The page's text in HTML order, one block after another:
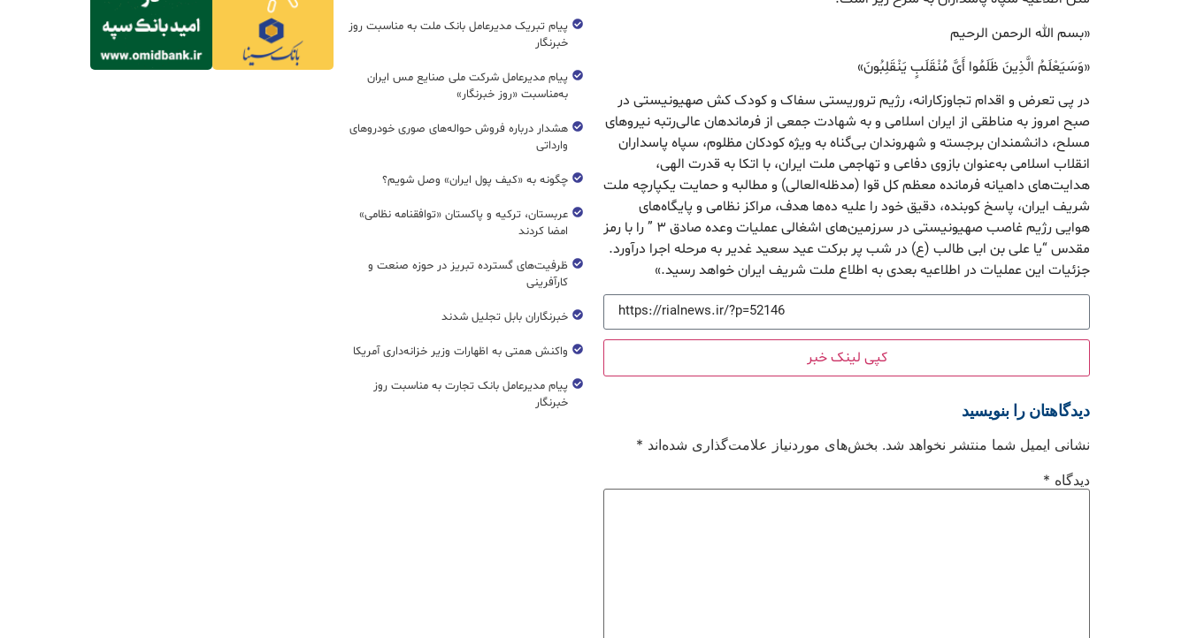
«بسم الله الرحمن الرحیم
«وَسَیَعْلَمُ الَّذِینَ ظَلَمُوا أَیَّ مُنْقَلَبٍ یَنْقَلِبُونَ»
در پی تعرض و اقدام تجاوزکارانه، رژیم تروریستی سفاک و کودک کش صهیونیستی در
صبح امروز به مناطقی از ایران اسلامی و به شهادت جمعی از فرماندهان عالی‌رتبه نیروهای
مسلح، دانشمندان برجسته و شهروندان بی‌گناه به ویژه کودکان مظلوم، سپاه پاسداران
انقلاب اسلامی به‌عنوان بازوی دفاعی و تهاجمی ملت ایران، با اتکا به قدرت الهی،
هدایت‌های داهیانه فرمانده معظم کل قوا (مدظله‌العالی) و مطالبه و حمایت یکپارچه ملت
شریف ایران، پاسخ کوبنده، دقیق خود را علیه ده‌ها هدف، مراکز نظامی و پایگاه‌های
هوایی رژیم غاصب صهیونیستی در سرزمین‌های اشغالی عملیات وعده صادق ۳ ” را با رمز
مقدس “یا علی بن ابی طالب (ع) در شب پر برکت عید سعید غدیر به مرحله اجرا درآورد.
جزئیات این عملیات در اطلاعیه بعدی به اطلاع ملت شریف ایران خواهد رسید.»
کپی لینک خبر
دیدگاهتان را بنویسید
نشانی ایمیل شما منتشر نخواهد شد. بخش‌های موردنیاز علامت‌گذاری شده‌اند *
دیدگاه *
پیام تبریک مدیرعامل بانک ملت به مناسبت روز
خبرنگار
پیام مدیرعامل شرکت ملی صنایع مس ایران
به‌مناسبت «روز خبرنگار»
هشدار درباره فروش حواله‌های صوری خودروهای
وارداتی
چگونه به «کیف پول ایران» وصل شویم؟
عربستان، ترکیه و پاکستان «توافقنامه نظامی»
امضا کردند
ظرفیت‌های گسترده‌ تبریز در حوزه صنعت و
کارآفرینی
خبرنگاران بابل تجلیل شدند
واکنش همتی به اظهارات وزیر خزانه‌داری آمریکا
پیام مدیرعامل بانک تجارت به مناسبت روز
خبرنگار